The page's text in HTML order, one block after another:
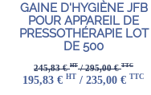
GAINE D'HYGIÈNE JFB
POUR APPAREIL DE
PRESSOTHÉRAPIE LOT
DE 500
245,83 €HT/ 295,00 €TTC
195,83 € HT / 235,00 € TTC